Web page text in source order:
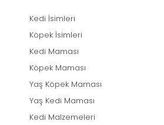
Kedi İsimleri
Köpek İsimleri
Kedi Maması
Köpek Maması
Yaş Köpek Maması
Yaş Kedi Maması
Kedi Malzemeleri